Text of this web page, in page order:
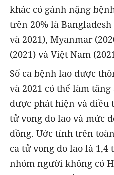
khác có gánh nặng
trên 20% là Bangladesh
và 2021), Myanmar
(2021) và Việt Nam
Số ca bệnh lao được
và 2021 có thể làm
được phát hiện và điều
tử vong do lao và mức
đồng. Ước tính trên
ca tử vong do lao là
nhóm người không có